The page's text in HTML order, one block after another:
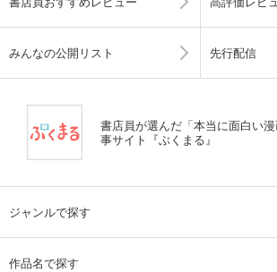
みんなの公開リスト 先行配信
書店員が選んだ「本当に面白い
事サイト『ぶくまる』
ジャンルで探す
作品名で探す